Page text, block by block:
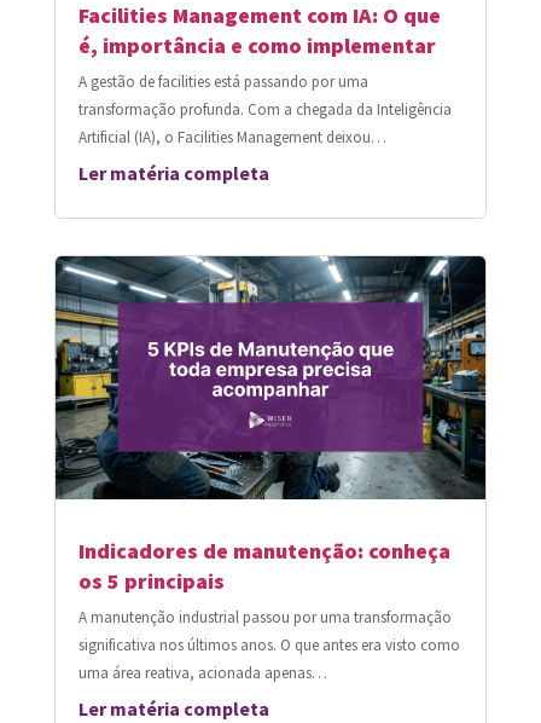
Facilities Management com IA: O que
é, importância e como implementar
A gestão de facilities está passando por uma
transformação profunda. Com a chegada da Inteligência
Artificial (IA), o Facilities Management deixou…
Ler matéria completa
Indicadores de manutenção: conheça
os 5 principais
A manutenção industrial passou por uma transformação
significativa nos últimos anos. O que antes era visto como
uma área reativa, acionada apenas…
Ler matéria completa